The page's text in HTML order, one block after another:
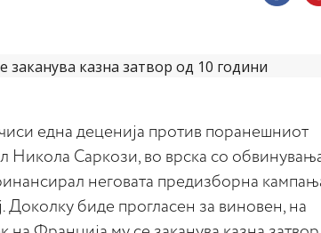
една деценија против поранешниот
Никола Саркози, во врска со
неговата предизборна
Доколку биде прогласен за виновен, на